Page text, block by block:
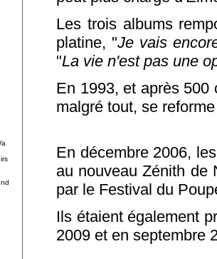
Les trois albums
platine, "Je vais
"La vie n'est pas une
En 1993, et après 500
malgré tout, se
En décembre 2006,
au nouveau Zénith de
par le Festival du
Ils étaient également
2009 et en septembre